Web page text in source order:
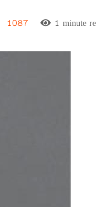
1087 1 minute